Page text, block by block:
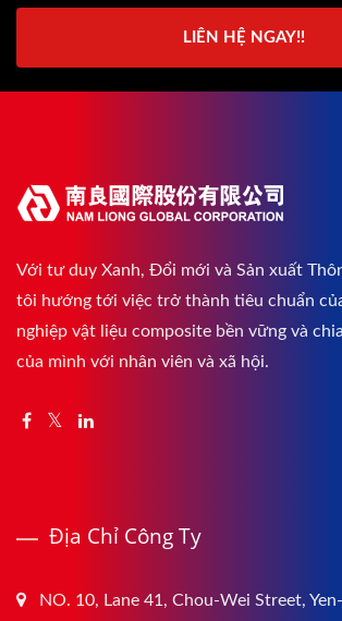
LIÊN HỆ NGAY!!
Với tư duy Xanh, Đổi mới và Sản xuất
tôi hướng tới việc trở thành tiêu chuẩn
nghiệp vật liệu composite bền vững và
của mình với nhân viên và xã hội.
Địa Chỉ Công Ty
NO. 10, Lane 41, Chou-Wei Street,